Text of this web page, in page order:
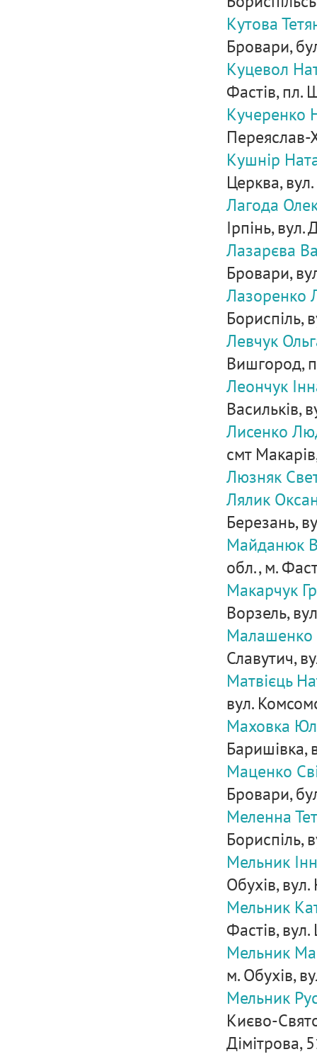
Кутова
Бровари,
Куцевол
Фастів, пл.
Кучеренко
Переяслав-
Кушнір
Церква,
Лагода
Ірпінь,
Лазарєва
Бровари,
Лазоренко
Бориспіль,
Левчук
Вишгород,
Леончук
Васильків,
Лисенко
смт
Люзняк
Лялик
Березань,
Майданюк
обл., м.
Макарчук
Ворзель,
Малашенко
Славутич,
Матвієць
вул.
Маховка
Баришівка,
Маценко
Бровари,
Меленна
Бориспіль,
Мельник
Обухів,
Мельник
Фастів,
Мельник
м. Обухів,
Мельник
Києво-
Дімітрова,